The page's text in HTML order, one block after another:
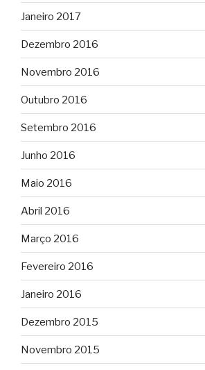
Janeiro 2017
Dezembro 2016
Novembro 2016
Outubro 2016
Setembro 2016
Junho 2016
Maio 2016
Abril 2016
Março 2016
Fevereiro 2016
Janeiro 2016
Dezembro 2015
Novembro 2015